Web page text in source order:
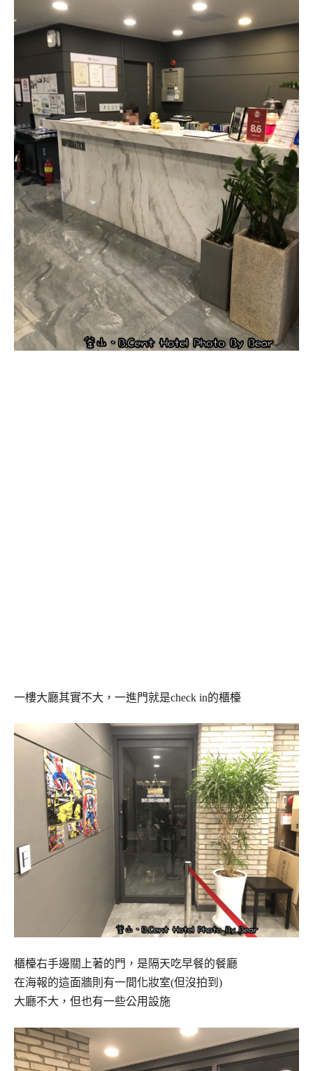
一樓大廳其實不大，一進門就是check in的櫃檯
櫃檯右手邊關上著的門，是隔天吃早餐的餐廳
在海報的這面牆則有一間化妝室(但沒拍到)
大廳不大，但也有一些公用設施